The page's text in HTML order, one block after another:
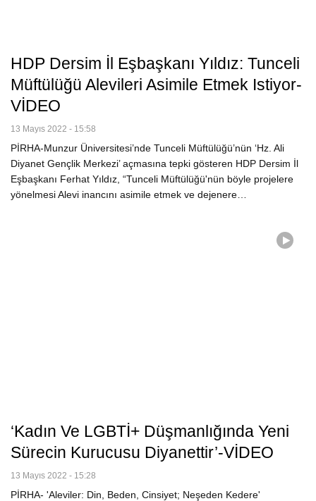
HDP Dersim İl Eşbaşkanı Yıldız: Tunceli
Müftülüğü Alevileri Asimile Etmek Istiyor-
VİDEO
13 Mayıs 2022 - 15:58
PİRHA-Munzur Üniversitesi’nde Tunceli Müftülüğü’nün ‘Hz. Ali
Diyanet Gençlik Merkezi’ açmasına tepki gösteren HDP Dersim İl
Eşbaşkanı Ferhat Yıldız, “Tunceli Müftülüğü'nün böyle projelere
yönelmesi Alevi inancını asimile etmek ve dejenere…
‘Kadın Ve LGBTİ+ Düşmanlığında Yeni
Sürecin Kurucusu Diyanettir’-VİDEO
13 Mayıs 2022 - 15:28
PİRHA- 'Aleviler: Din, Beden, Cinsiyet; Neşeden Kedere'